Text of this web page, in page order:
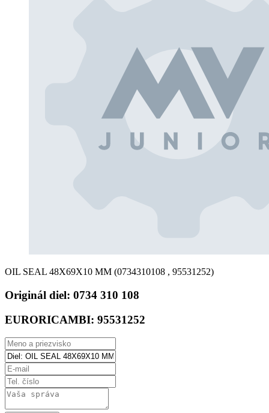
OIL SEAL 48X69X10 MM (0734310108 , 95531252)
Originál diel: 0734 310 108
EURORICAMBI: 95531252